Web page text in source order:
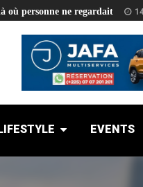
où personne ne regardait
EVENTS